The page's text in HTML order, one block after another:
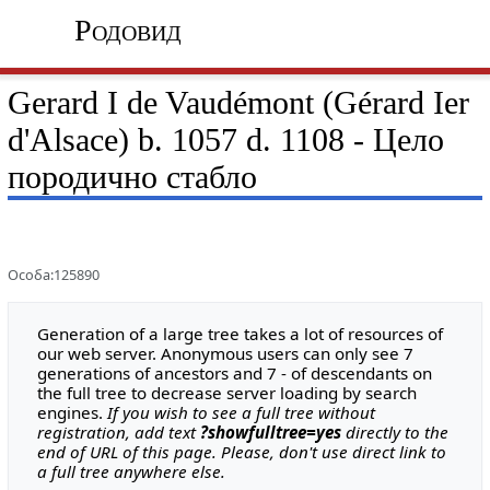
Родовид
Gerard I de Vaudémont (Gérard Ier
d'Alsace) b. 1057 d. 1108 - Цело
породично стабло
Особа:125890
Generation of a large tree takes a lot of resources of
our web server. Anonymous users can only see 7
generations of ancestors and 7 - of descendants on
the full tree to decrease server loading by search
engines.If you wish to see a full tree without
registration, add text ?showfulltree=yesdirectly to the
end of URL of this page. Please, don't use direct link to
a full tree anywhere else.